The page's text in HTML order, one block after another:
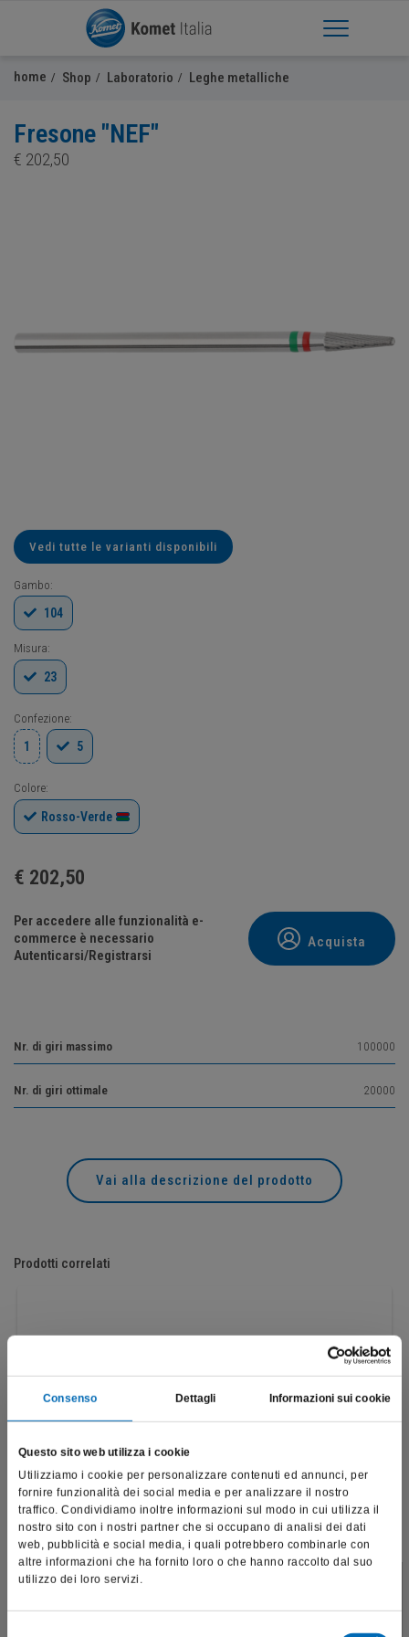
Consenso Dettagli Informazioni sui cookie
Questo sito web utilizza i cookie
Utilizziamo i cookie per personalizzare contenuti ed annunci, per
fornire funzionalità dei social media e per analizzare il nostro
traffico. Condividiamo inoltre informazioni sul modo in cui utilizza il
nostro sito con i nostri partner che si occupano di analisi dei dati
web, pubblicità e social media, i quali potrebbero combinarle con
altre informazioni che ha fornito loro o che hanno raccolto dal suo
utilizzo dei loro servizi.
Apri Menu
home Shop Laboratorio Leghe metalliche
Fresone "NEF"
€ 202,50
Vedi tutte le varianti disponibili
Gambo:
104
Misura:
23
Confezione:
1
5
Colore:
Rosso-Verde
€ 202,50
Per accedere alle funzionalità e-
commerce è necessario
Autenticarsi/Registrarsi
Acquista
Nr. di giri massimo 100000
Nr. di giri ottimale 20000
Vai alla descrizione del prodotto
Prodotti correlati
H129DF
professionali e riporta dati, prodotti e beni sensibili per la
salute e la sicurezza del paziente; pertanto, per visitare il sito,